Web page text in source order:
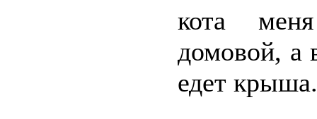
кота
домовой, а
едет крыша.